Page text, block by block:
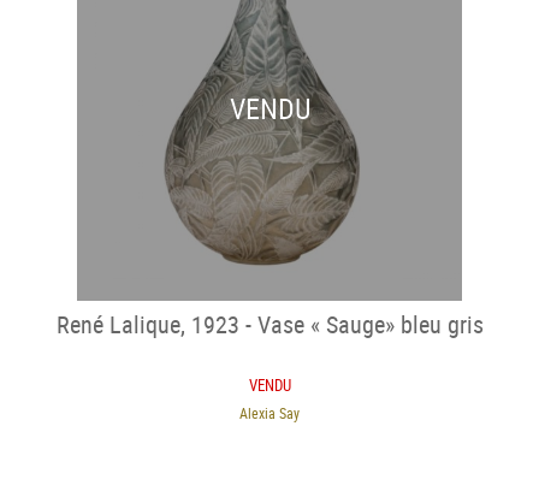
VENDU
René Lalique, 1923 - Vase « Sauge» bleu gris
VENDU
Alexia Say